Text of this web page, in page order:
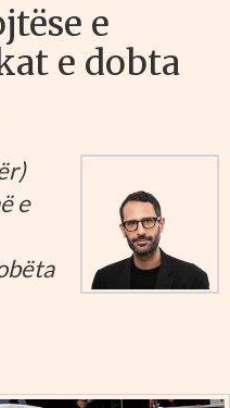
e
e dobta
e